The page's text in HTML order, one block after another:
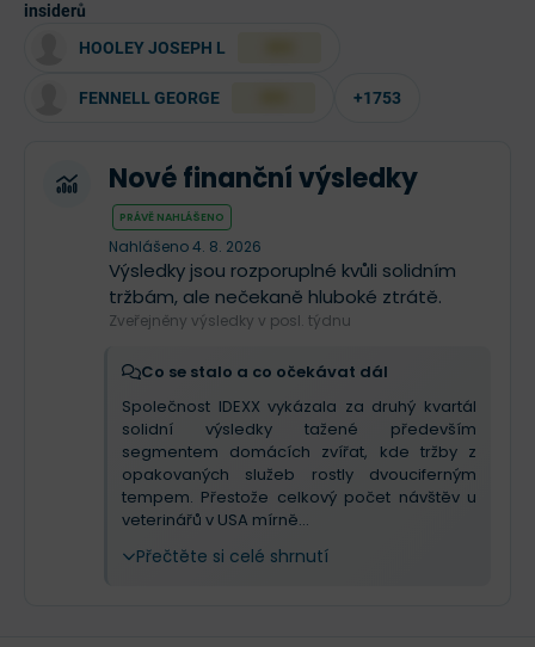
insiderů
HOOLEY JOSEPH L
FENNELL GEORGE +1753
Nové finanční výsledky
PRÁVĚ NAHLÁŠENO
Nahlášeno 4. 8. 2026
Výsledky jsou rozporuplné kvůli solidním
tržbám, ale nečekaně hluboké ztrátě.
Zveřejněny výsledky v posl. týdnu
Co se stalo a co očekávat dál
Společnost IDEXX vykázala za druhý kvartál
solidní výsledky tažené především
segmentem domácích zvířat, kde tržby z
opakovaných služeb rostly dvouciferným
tempem. Přestože celkový počet návštěv u
veterinářů v USA mírně...
Přečtěte si celé shrnutí